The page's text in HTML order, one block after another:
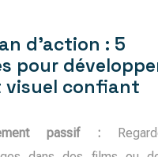
d’action : 5
pour
confiant
passif :